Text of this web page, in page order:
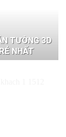
TƯỜNG 3D
NHẤT